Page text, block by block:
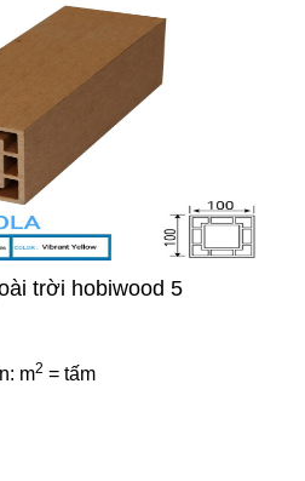
trời hobiwood 5
m2 = tấm